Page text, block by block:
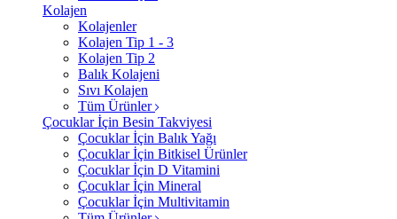
Kolajen
Kolajenler
Kolajen Tip 1 - 3
Kolajen Tip 2
Balık Kolajeni
Sıvı Kolajen
Tüm Ürünler
Çocuklar İçin Besin Takviyesi
Çocuklar İçin Balık Yağı
Çocuklar İçin Bitkisel Ürünler
Çocuklar İçin D Vitamini
Çocuklar İçin Mineral
Çocuklar İçin Multivitamin